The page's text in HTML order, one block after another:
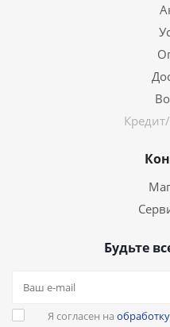
Будьте
Я согласен на